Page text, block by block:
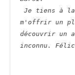
m'offrir un
découvrir un
inconnu.